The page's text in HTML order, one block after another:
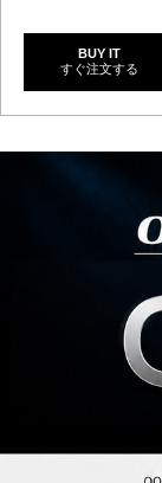
BUY IT
すぐ注文する